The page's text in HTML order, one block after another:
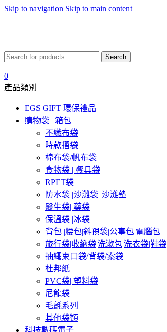
Skip to navigation Skip to main content
Search
0
產品類別
EGS GIFT 環保禮品
購物袋 | 箱包
不織布袋
時款摺袋
棉布袋/帆布袋
食物袋 | 餐具袋
RPET袋
防水袋 |沙灘袋 |沙灘墊
醫生袋| 藥袋
保溫袋 |冰袋
背包 |腰包|斜孭袋|公事包|電腦包
旅行袋|收納袋|洗漱包|洗衣袋|鞋袋
抽繩束口袋/背袋/索袋
杜邦紙
PVC袋| 塑料袋
尼龍袋
毛氈系列
其他袋類
科技數碼電子